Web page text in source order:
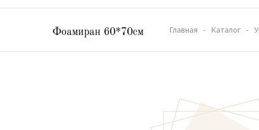
Фоамиран 60*70см Главная Каталог